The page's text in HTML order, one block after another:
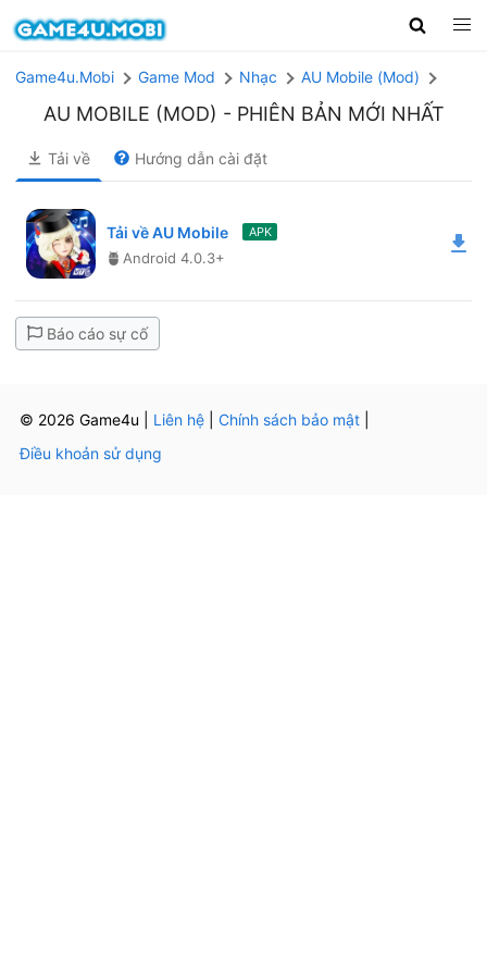
Game4u.Mobi Game Mod Nhạc AU Mobile (Mod)
AU MOBILE (MOD) - PHIÊN BẢN MỚI NHẤT
Tải về Hướng dẫn cài đặt
Tải về AU Mobile APK
Android 4.0.3+
Báo cáo sự cố
© 2026 Game4u Liên hệ| Chính sách bảo mật|
Điều khoản sử dụng